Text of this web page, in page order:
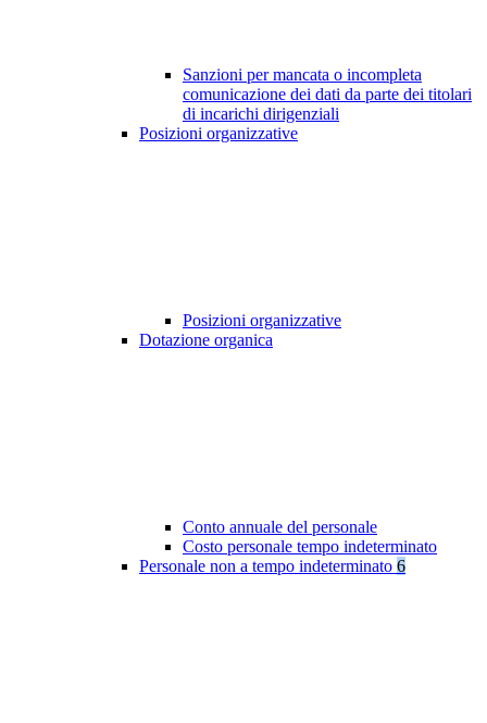
Sanzioni per mancata o incompleta
comunicazione dei dati da parte dei titolari
di incarichi dirigenziali
Posizioni organizzative
Posizioni organizzative
Dotazione organica
Conto annuale del personale
Costo personale tempo indeterminato
Personale non a tempo indeterminato 6